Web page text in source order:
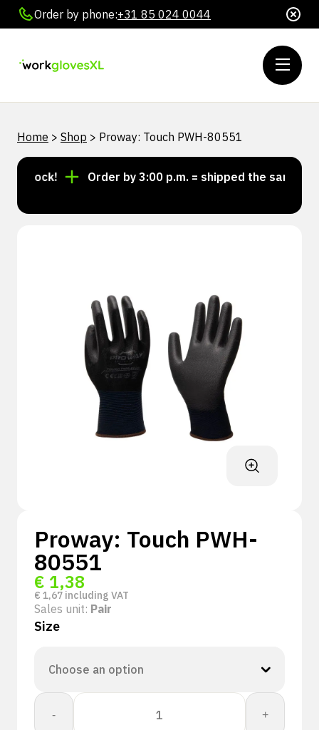
Order by phone:+31 85 024 0044
Home > Shop > Proway: Touch PWH-80551
stock! Order by 3:00 p.m. = shipped the same day
Proway: Touch PWH-
80551
€ 1,38
€ 1,67 including VAT
Sales unit: Pair
Size
-
Proway:
Touch
+